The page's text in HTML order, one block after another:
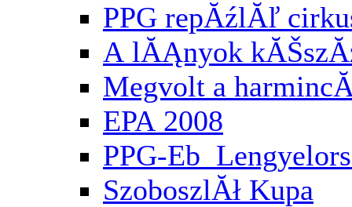
PPG repĂźlĂľ
A lĂĄnyok
Megvolt a
EPA 2008
PPG-Eb
SzoboszlĂł Kupa